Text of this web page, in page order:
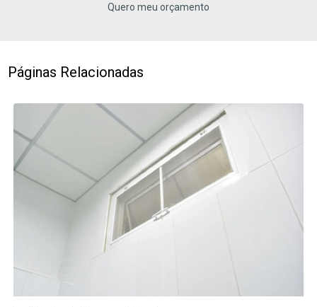
Quero meu orçamento
Páginas Relacionadas